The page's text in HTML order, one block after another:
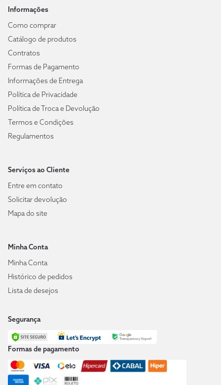
Informações
Como comprar
Catálogo de produtos
Contratos
Formas de Pagamento
Informações de Entrega
Política de Privacidade
Política de Troca e Devolução
Termos e Condições
Regulamentos
Serviços ao Cliente
Entre em contato
Solicitar devolução
Mapa do site
Minha Conta
Minha Conta
Histórico de pedidos
Lista de desejos
Segurança
Formas de pagamento